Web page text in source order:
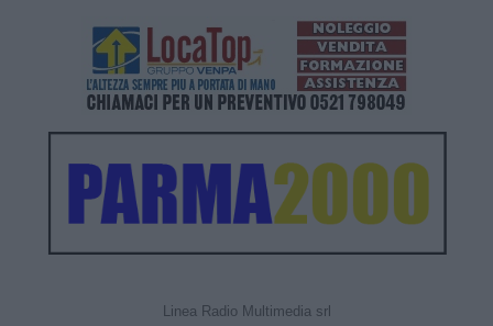
Linea Radio Multimedia srl